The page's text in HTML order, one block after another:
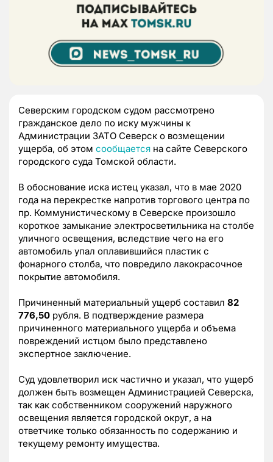
Северским городском судом рассмотрено
гражданское дело по иску мужчины к
Администрации ЗАТО Северск о возмещении
ущерба, об этом сообщается на сайте Северского
городского суда Томской области.
В обоснование иска истец указал, что в мае 2020
года на перекрестке напротив торгового центра по
пр. Коммунистическому в Северске произошло
короткое замыкание электросветильника на столбе
уличного освещения, вследствие чего на его
автомобиль упал оплавившийся пластик с
фонарного столба, что повредило лакокрасочное
покрытие автомобиля.
Причиненный материальный ущерб составил 82
776,50 рубля. В подтверждение размера
причиненного материального ущерба и объема
повреждений истцом было представлено
экспертное заключение.
Суд удовлетворил иск частично и указал, что ущерб
должен быть возмещен Администрацией Северска,
так как собственником сооружений наружного
освещения является городской округ, а на
ответчике только обязанность по содержанию и
текущему ремонту имущества.